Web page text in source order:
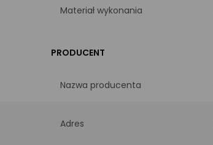
Materiał wykonania
PRODUCENT
Nazwa producenta
Adres